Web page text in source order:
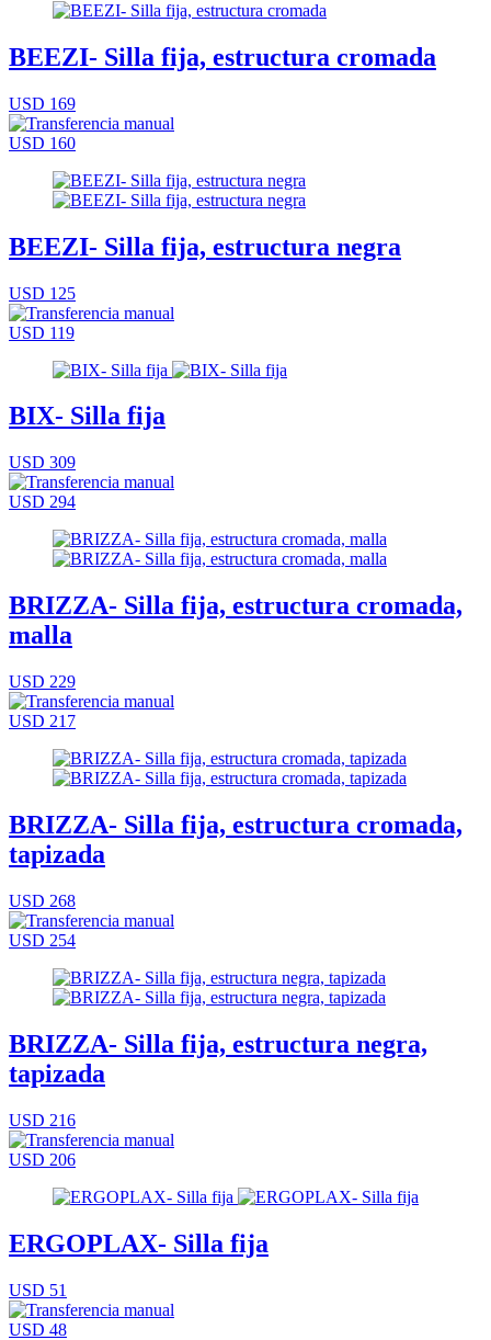
BEEZI- Silla fija, estructura cromada
USD 169
USD 160
BEEZI- Silla fija, estructura negra
USD 125
USD 119
BIX- Silla fija
USD 309
USD 294
BRIZZA- Silla fija, estructura cromada,
malla
USD 229
USD 217
BRIZZA- Silla fija, estructura cromada,
tapizada
USD 268
USD 254
BRIZZA- Silla fija, estructura negra,
tapizada
USD 216
USD 206
ERGOPLAX- Silla fija
USD 51
USD 48